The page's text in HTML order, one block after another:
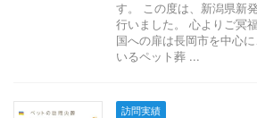
す。 この度は、新潟県新
行いました。 心よりご冥
国への扉は長岡市を中心
いるペット葬 ...
訪問実績